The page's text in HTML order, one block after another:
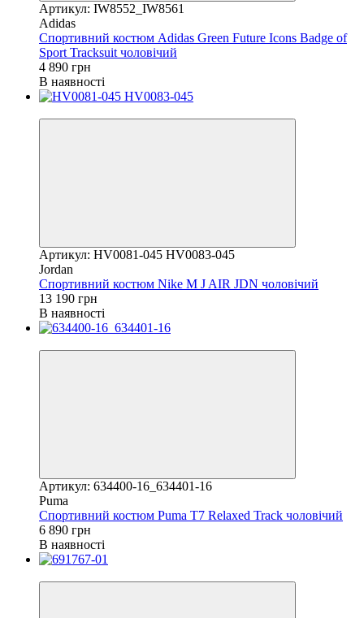
Артикул: IW8552_IW8561
Adidas
Спортивний костюм Adidas Green Future Icons Badge of
Sport Tracksuit чоловічий
4 890 грн
В наявності
Артикул: HV0081-045 HV0083-045
Jordan
Спортивний костюм Nike M J AIR JDN чоловічий
13 190 грн
В наявності
Артикул: 634400-16_634401-16
Puma
Спортивний костюм Puma T7 Relaxed Track чоловічий
6 890 грн
В наявності